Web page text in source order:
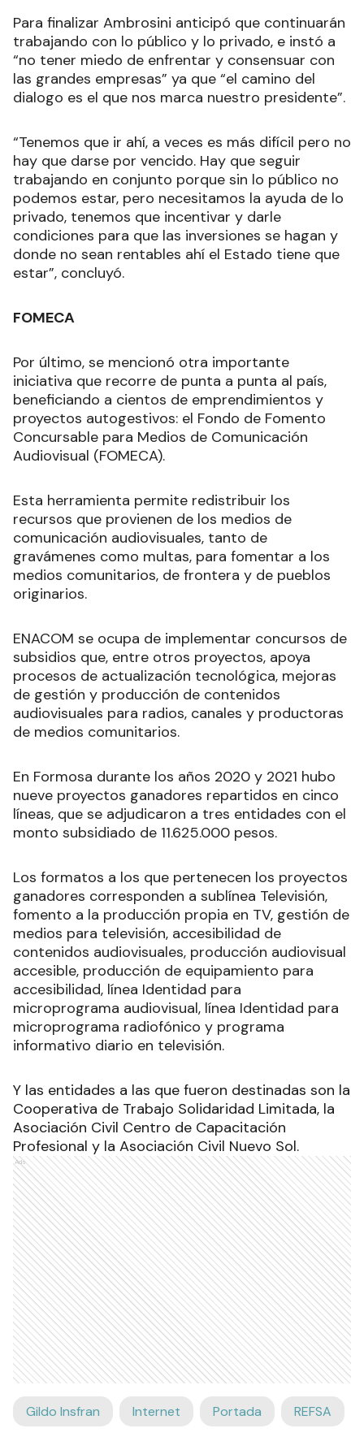
Para finalizar Ambrosini anticipó que continuarán
trabajando con lo público y lo privado, e instó a
“no tener miedo de enfrentar y consensuar con
las grandes empresas” ya que “el camino del
dialogo es el que nos marca nuestro presidente”.
“Tenemos que ir ahí, a veces es más difícil pero no
hay que darse por vencido. Hay que seguir
trabajando en conjunto porque sin lo público no
podemos estar, pero necesitamos la ayuda de lo
privado, tenemos que incentivar y darle
condiciones para que las inversiones se hagan y
donde no sean rentables ahí el Estado tiene que
estar”, concluyó.
FOMECA
Por último, se mencionó otra importante
iniciativa que recorre de punta a punta al país,
beneficiando a cientos de emprendimientos y
proyectos autogestivos: el Fondo de Fomento
Concursable para Medios de Comunicación
Audiovisual (FOMECA).
Esta herramienta permite redistribuir los
recursos que provienen de los medios de
comunicación audiovisuales, tanto de
gravámenes como multas, para fomentar a los
medios comunitarios, de frontera y de pueblos
originarios.
ENACOM se ocupa de implementar concursos de
subsidios que, entre otros proyectos, apoya
procesos de actualización tecnológica, mejoras
de gestión y producción de contenidos
audiovisuales para radios, canales y productoras
de medios comunitarios.
En Formosa durante los años 2020 y 2021 hubo
nueve proyectos ganadores repartidos en cinco
líneas, que se adjudicaron a tres entidades con el
monto subsidiado de 11.625.000 pesos.
Los formatos a los que pertenecen los proyectos
ganadores corresponden a sublínea Televisión,
fomento a la producción propia en TV, gestión de
medios para televisión, accesibilidad de
contenidos audiovisuales, producción audiovisual
accesible, producción de equipamiento para
accesibilidad, línea Identidad para
microprograma audiovisual, línea Identidad para
microprograma radiofónico y programa
informativo diario en televisión.
Y las entidades a las que fueron destinadas son la
Cooperativa de Trabajo Solidaridad Limitada, la
Asociación Civil Centro de Capacitación
Profesional y la Asociación Civil Nuevo Sol.
Ads
Gildo Insfran Internet Portada REFSA